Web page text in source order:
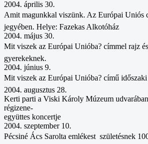
2004. április 30.
Amit magunkkal viszünk. Az Európai Uniós
jegyében. Helye: Fazekas Alkotóház
2004. május 30.
Mit viszek az Európai Unióba? címmel rajz
gyerekeknek.
2004. június 9.
Mit viszek az Európai Unióba? című
2004. augusztus 28.
Kerti parti a Viski Károly Múzeum
régizene-
együttes koncertje
2004. szeptember 10.
Pécsiné Ács Sarolta emlékest  születésnek